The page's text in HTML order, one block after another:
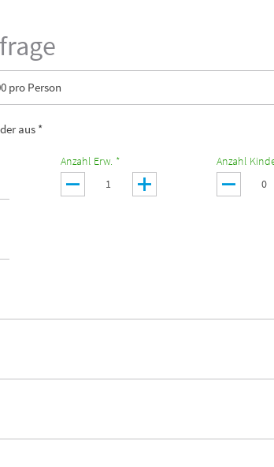
pro Person
aus *
Anzahl Erw. * Anzahl